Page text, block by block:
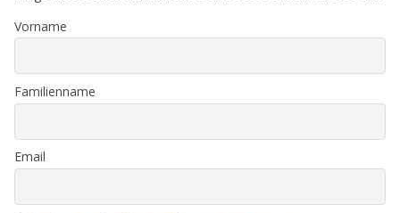
Vorname
Familienname
Email